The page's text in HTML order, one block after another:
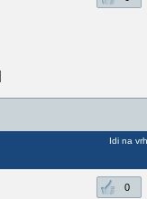
Idi na vrh
0